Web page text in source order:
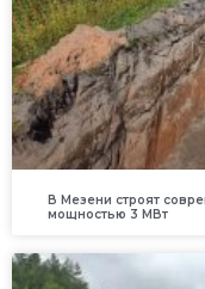
В Мезени строят
мощностью 3 МВт